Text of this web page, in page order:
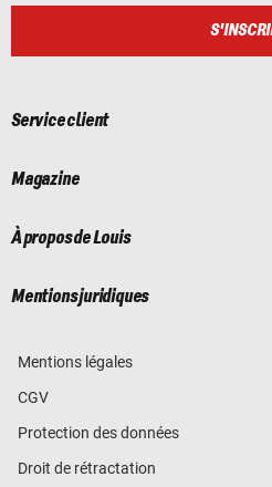
Service client
Magazine
À propos de Louis
Mentions juridiques
Mentions légales
CGV
Protection des données
Droit de rétractation